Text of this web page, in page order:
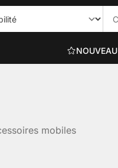
NOUVEAU
Portables bureautique
mobiles